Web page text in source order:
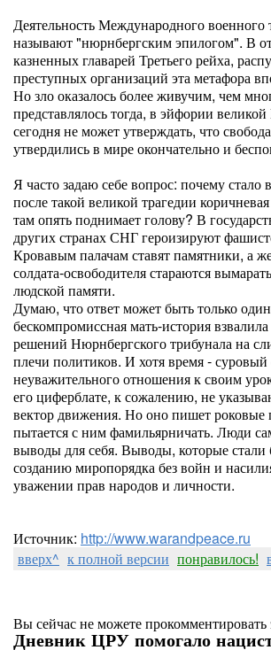
Деятельность Международного военного
называют "нюрнбергским эпилогом". В
казненных главарей Третьего рейха,
преступных организаций эта метафора
Но зло оказалось более живучим, чем
представлялось тогда, в эйфории
сегодня не может утверждать, что
утвердились в мире окончательно и
Я часто задаю себе вопрос: почему
после такой великой трагедии
там опять поднимает голову? В
других странах СНГ героизируют
Кровавым палачам ставят памятники, а
солдата-освободителя стараются
людской памяти.
Думаю, что ответ может быть только
бескомпромиссная мать-история
решений Нюрнбергского трибунала на
плечи политиков. И хотя время - суровый
неуважительного отношения к своим
его циферблате, к сожалению, не
вектор движения. Но оно пишет роковые
пытается с ним фамильярничать. Люди
выводы для себя. Выводы, которые
созданию миропорядка без войн и
уважении прав народов и личности.
Источник: http://www.warandpeace.ru
вверх^ к полной версии понравилось!
Вы сейчас не можете прокомментировать
Дневник ЦРУ помогало